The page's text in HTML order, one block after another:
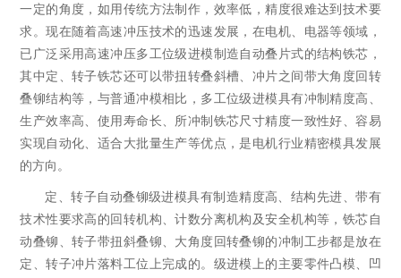
一定的角度，如用传统方法制作，效率低，精度很难达到技术要
求。现在随着高速冲压技术的迅速发展，在电机、电器等领域，
已广泛采用高速冲压多工位级进模制造自动叠片式的结构铁芯，
其中定、转子铁芯还可以带扭转叠斜槽、冲片之间带大角度回转
叠铆结构等，与普通冲模相比，多工位级进模具有冲制精度高、
生产效率高、使用寿命长、所冲制铁芯尺寸精度一致性好、容易
实现自动化、适合大批量生产等优点，是电机行业精密模具发展
的方向。
定、转子自动叠铆级进模具有制造精度高、结构先进、带有
技术性要求高的回转机构、计数分离机构及安全机构等，铁芯自
动叠铆、转子带扭斜叠铆、大角度回转叠铆的冲制工步都是放在
定、转子冲片落料工位上完成的。级进模上的主要零件凸模、凹